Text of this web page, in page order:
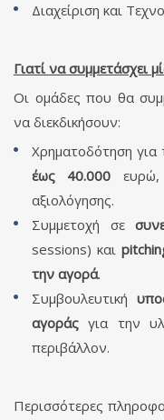
Διαχείριση και
Γιατί να συμμετάσχει
Οι ομάδες που θα
να διεκδικήσουν:
Χρηματοδότηση για
έως 40.000 ευρώ,
αξιολόγησης.
Συμμετοχή σε
sessions) και
την αγορά.
Συμβουλευτική
αγοράς για την
περιβάλλον.
Περισσότερες